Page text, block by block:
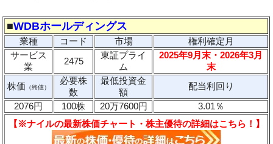
■WDBホールディングス
業種 コード 市場
権利確定月
サービス
業
2475
東証プライ
ム
2025年9月末・2026年3月
末
株価 （終値）
必要株
数
最低投資金
額
配当利回り
2076円
100株 20万7600円
3.01％
【※ナイルの最新株価チャート・株主優待の詳細はこちら！】